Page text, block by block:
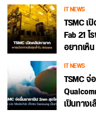
IT NEWS
TSMC
Fab 21
อยากเห็น
IT NEWS
TSMC จ่
เป็นทาง